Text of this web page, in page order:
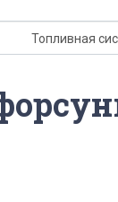
Топливная